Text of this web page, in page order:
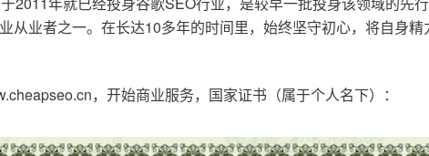
从业者之一。在长达10多年的时间里，始终坚守初心，将自身
，开始商业服务，国家证书（属于个人名下）：